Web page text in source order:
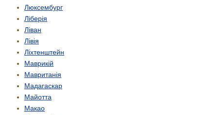
Люксембург
Ліберія
Ліван
Лівія
Ліхтенштейн
Маврикій
Мавританія
Мадагаскар
Майотта
Макао